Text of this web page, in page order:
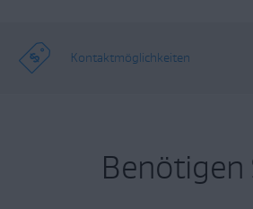
Kontaktmöglichkeiten
Benötigen